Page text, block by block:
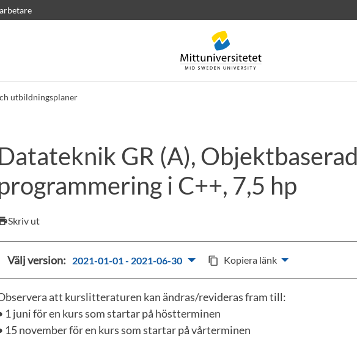
utbildningsplaner
Välkomstbrev Personal Lediga jobb
GR (A), Objektbaserad
i C++, 7,5 hp
Skriv ut
Välj version: 2021-01-01 - 2021-06-30 content_copy Kopiera länk
att kurslitteraturen kan ändras/revideras fram till:
1 juni för en kurs som startar på höstterminen
15 november för en kurs som startar på vårterminen